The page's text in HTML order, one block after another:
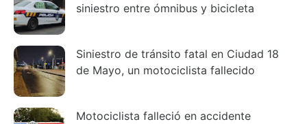
siniestro entre ómnibus y bicicleta
Siniestro de tránsito fatal en Ciudad 18
de Mayo, un motociclista fallecido
Motociclista falleció en accidente